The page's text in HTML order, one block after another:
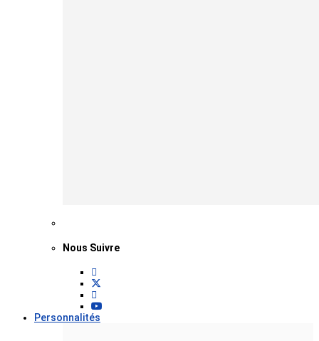
Nous Suivre
Personnalités